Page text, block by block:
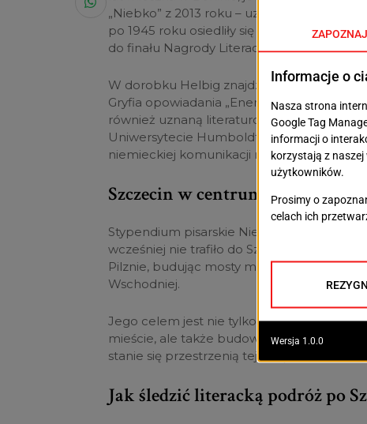
„Niebko” z 2013 roku – uznawana za jej
po 1945 roku osiedliły się na Pomorzu
do finału Nagrody Literackiej „Nike” w
W dorobku Helbig znajdziemy także
Gryfia opowiadania „Enerdowce i inne
również uznaną literaturoznawczynią –
Uniwersytecie Humboldta w Berlinie,
niemieckiej komunikacji międzykulturowej.
Szczecin w centrum
Stypendium pisarskie Niemieckiego
wcześniej nie trafiło do Szczecina.
Pilznie, budując mosty międzykulturowe i
Wschodniej.
Jego celem jest nie tylko
mieście, ale także budowanie dialogu i
stanie się przestrzenią tej wyjątkowej
Jak śledzić literacką podróż po